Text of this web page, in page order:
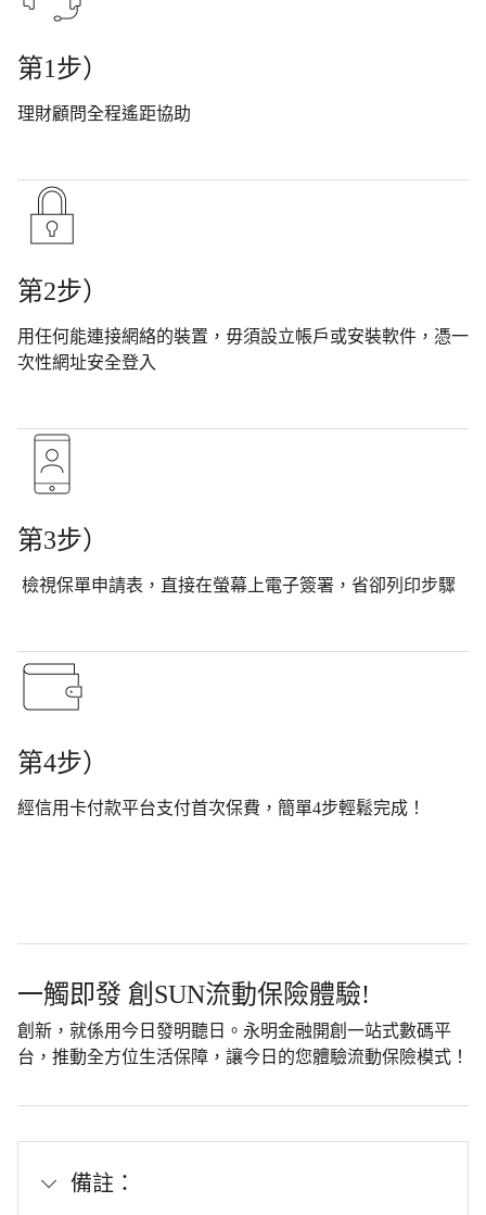
第1步）
理財顧問全程遙距協助
第2步）
用任何能連接網絡的裝置，毋須設立帳戶或安裝軟件，憑一
次性網址安全登入
第3步）
檢視保單申請表，直接在螢幕上電子簽署，省卻列印步驟
第4步）
經信用卡付款平台支付首次保費，簡單4步輕鬆完成！
一觸即發 創SUN流動保險體驗!
創新，就係用今日發明聽日。永明金融開創一站式數碼平
台，推動全方位生活保障，讓今日的您體驗流動保險模式！
備註：